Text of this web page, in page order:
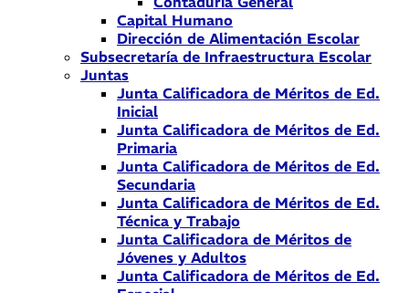
Capital Humano
Dirección de Alimentación Escolar
Subsecretaría de Infraestructura Escolar
Juntas
Junta Calificadora de Méritos de Ed.
Inicial
Junta Calificadora de Méritos de Ed.
Primaria
Junta Calificadora de Méritos de Ed.
Secundaria
Junta Calificadora de Méritos de Ed.
Técnica y Trabajo
Junta Calificadora de Méritos de
Jóvenes y Adultos
Junta Calificadora de Méritos de Ed.